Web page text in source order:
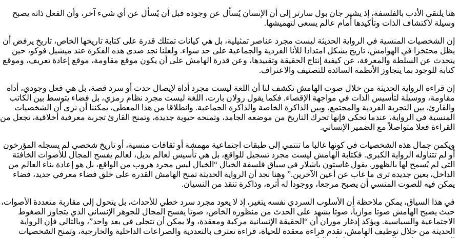
هنا يلتقي الأدب بالفلسفة، إذ يشير جان بول سارتر إلى أن الإنسان يُسأل عن وجوده قبل أن يُسأل عن أي شيء آخر، وأن الفعل ذاته يصبح
وسيلة لاكتشاف الذات وتأكيدها أمام عالم يسعى لتهميشها.
إن الشخصيات المنسية في الرواية الحديثة ليست مجرد عناصر تمثيلية، بل هي كيانات تمتلك قدرة على كتابة تاريخها الخاص، تاريخ يرفض أن
يظل محتجَزا في الهوامش، تاريخ يشكل امتدادا للأنا الفردية والجماعية على حد سواء. ولعلنا نجد صدى هذه الفكرة عند ميشيل فوكو، حين
يتحدث عن السلطة والمعرفة، عن كيفية إنتاج الحقيقة وتقييدها، وعن قدرة الهامش على أن يكون موقع مقاومة، موقع إعادة تعريف، وموقع
كتابة للوجود بما يتجاوز الأنظمة السائدة للتصنيف والاعتراف.
إن قراءة الرواية الحديثة من خلال صوت الهامش تكشف لنا أن اللغة ليست مجرد أداة لإيصال حدث أو سرد قصة، بل هي فعل وجودي، أداة
مقاومة، ووسيلة لتأسيس الذات في مواجهة الإقصاء. فكما يقول رولان بارت، اللغة ليست مجرد نظام رمزي، بل فضاء يتوسط بين الكاتب
والقارئ، بين التجربة الفردية والمجتمع، وبين الذاكرة الخاصة والذاكرة الجماعية. وانطلاقا من هذا المعطى، يمكننا أن نرى أن الشخصيات
المنسية في الرواية، عندما تحكي فإنها تحرك التاريخ من موضعه الجامد، وتمنحه حيوية جديدة، وتمنح القارئ تجربة معرفية أخلاقية، تجعل من
القراءة فعلا متواصلاً مع الضمير الإنساني.
ويكمن جمال هذه الشخصيات في كونها غالبا ما تنتمي إلى طبقات اجتماعية مهمشة أو ثقافات منسية، أو تاريخ شخصي لم يسجله المؤرخون
أو لم تتناوله الرواية الكبرى. فكتابة الهامش ليست مجرد تسجيل للواقع، بل هي تأسيس لعالم بديل، لعالم يفسح المجال للأصوات الخافتة
التي لم يُسمح لها بالظهور. يقول غاستون باشلار في سياق فلسفة الخيال “الخيال ليس مجرد هروب من الواقع، بل هو إعادة بناء العالم من
الداخل، بعين جديدة ترى ما غاب عن أعين الآخرين.” وهنا نجد أن الرواية الحديثة تمنح الهامش القدرة على خلق فضاء معرفي جديد، فضاء
يمكن فيه للصوت المنسي أن يصبح مرجعا، ووجودا له أثره، وذاكرة تنقذ من النسيان.
في هذا السياق، يمكن ملاحظة أن الأسلوب السردي نفسه يتغير، إذ لا يعود مجرد سرد خطي للأحداث، بل يتحول إلى مقاربة متعددة الأصوات،
حيث يصبح الهامش صوتا موازياً، صوتا يشهد على الحدث من منظوره الخاص، صوتا يفسح المجال للجوهر الإنساني الذي يتجاوز الضغوط
الاجتماعية والسياسية. ويؤكد إدغار موران أن “الحقيقة الإنسانية مركبة ومعقدة، ولا يمكن أن تتجلى في بعد واحد”، وبالتالي فإن الرواية
الحديثة من خلال توظيف الهامش، تقدم قراءة معقدة للحياة، قراءة تعترف بالتعددية والصراعات الداخلية والخارجية، وتمنح الشخصيات